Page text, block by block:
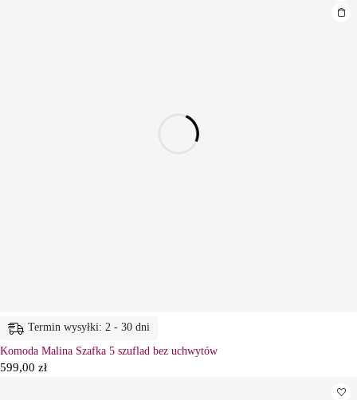
Termin wysyłki: 2 - 30 dni
Komoda Malina Szafka 5 szuflad bez uchwytów
599,00 zł